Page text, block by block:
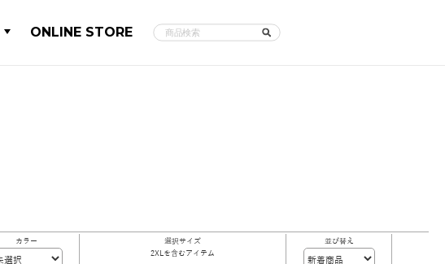
ONLINE STORE
カラー
選択サイズ
2XLを含むアイテム
並び替え